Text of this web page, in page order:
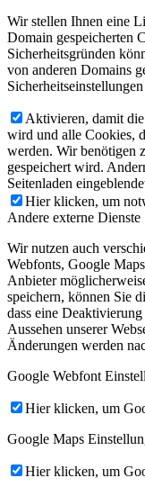
Wir stellen Ihnen eine
Domain gespeicherten
Sicherheitsgründen
von anderen Domains
Aktivieren, damit die
wird und alle Cookies,
werden. Wir benötigen
gespeichert wird.
Seitenladen
Hier klicken, um
Andere externe Dienste
Wir nutzen auch
Webfonts, Google
Anbieter
speichern, können Sie
dass eine
Aussehen unserer
Änderungen werden
Google Webfont
Hier klicken, um
Google Maps
Hier klicken, um